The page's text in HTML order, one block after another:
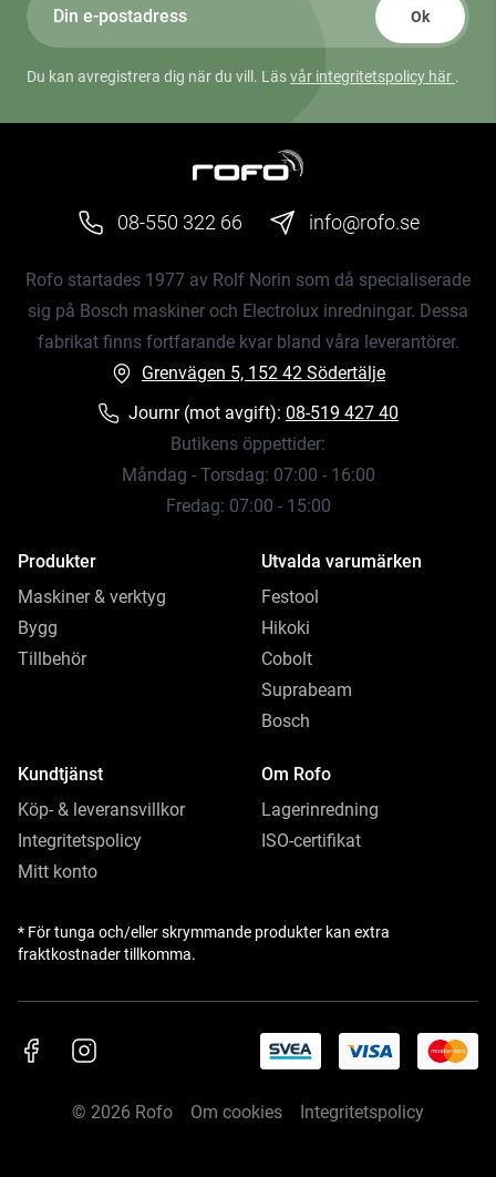
Ok
Du kan avregistrera dig när du vill. Läsvår integritetspolicy här .
08-550 322 66 info@rofo.se
Rofo startades 1977 av Rolf Norin som då specialiserade
sig på Bosch maskiner och Electrolux inredningar. Dessa
fabrikat finns fortfarande kvar bland våra leverantörer.
Grenvägen 5, 152 42 Södertälje
Journr (mot avgift): 08-519 427 40
Butikens öppettider:
Måndag - Torsdag: 07:00 - 16:00
Fredag: 07:00 - 15:00
Produkter
Maskiner & verktyg
Bygg
Tillbehör
Utvalda varumärken
Festool
Hikoki
Cobolt
Suprabeam
Bosch
Kundtjänst
Köp- & leveransvillkor
Integritetspolicy
Mitt konto
Om Rofo
Lagerinredning
ISO-certifikat
* För tunga och/eller skrymmande produkter kan extra
fraktkostnader tillkomma.
© 2026 Rofo Om cookies Integritetspolicy